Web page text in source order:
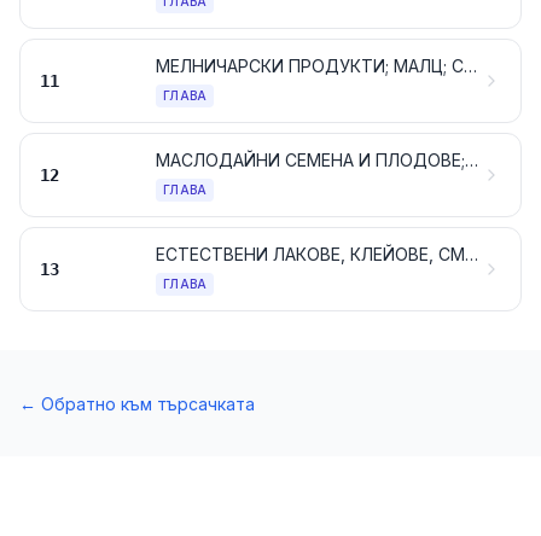
11
МЕЛНИЧАРСКИ ПРОДУКТИ; МАЛЦ; СКОРБЯЛА И НИШЕСТЕ; ИНУЛИН; ПШЕНИЧЕН ГЛУТЕН
ГЛАВА
12
МАСЛОДАЙНИ СЕМЕНА И ПЛОДОВЕ; РАЗНИ ВИДОВЕ СЕМЕНА, СЕМЕНА ЗА ПОСЕВ И ПЛОДОВЕ; ИНДУСТРИАЛНИ ИЛИ МЕДИЦИНСКИ РАСТЕНИЯ; СЛАМА И ФУРАЖИ
ГЛАВА
13
ЕСТЕСТВЕНИ ЛАКОВЕ, КЛЕЙОВЕ, СМОЛИ И ДРУГИ РАСТИТЕЛНИ СОКОВЕ И ЕКСТРАКТИ
ГЛАВА
← Обратно към търсачката